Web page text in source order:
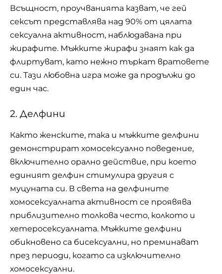
Всъщност, проучванията казват, че гей
сексът представлява над 90% от цялата
сексуална активност, наблюдавана при
жирафите. Мъжките жирафи знаят как да
флиртуват, като нежно търкат вратовете
си. Тази любовна игра може да продължи до
един час.
2. Делфини
Както женските, така и мъжките делфини
демонстрират хомосексуално поведение,
включително орално действие, при което
единият делфин стимулира другия с
муцуната си. В света на делфините
хомосексуалната активност се проявява
приблизително толкова често, колкото и
хетеросексуалната. Мъжките делфини
обикновено са бисексуални, но преминават
през периоди, когато са изключително
хомосексуални.